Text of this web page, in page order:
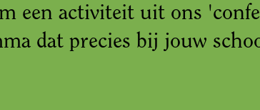
een activiteit uit ons
dat precies bij jouw